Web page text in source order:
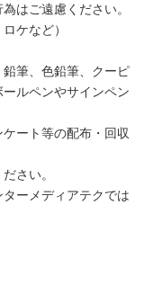
はご遠慮ください。
ケなど）
筆、色鉛筆、クーピ
ルペンやサインペン
ート等の配布・回収
さい。
ーメディアテクでは